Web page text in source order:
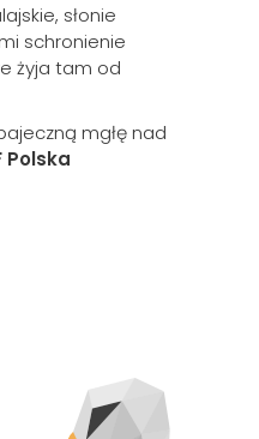
słonie
schronienie
żyja tam od
mgłę nad
Polska